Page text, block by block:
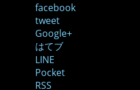
facebook
tweet
Google+
はてブ
LINE
Pocket
RSS